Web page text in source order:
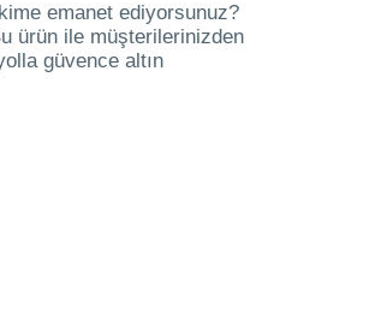
emanet ediyorsunuz?
ürün ile müşterilerinizden
güvence altın